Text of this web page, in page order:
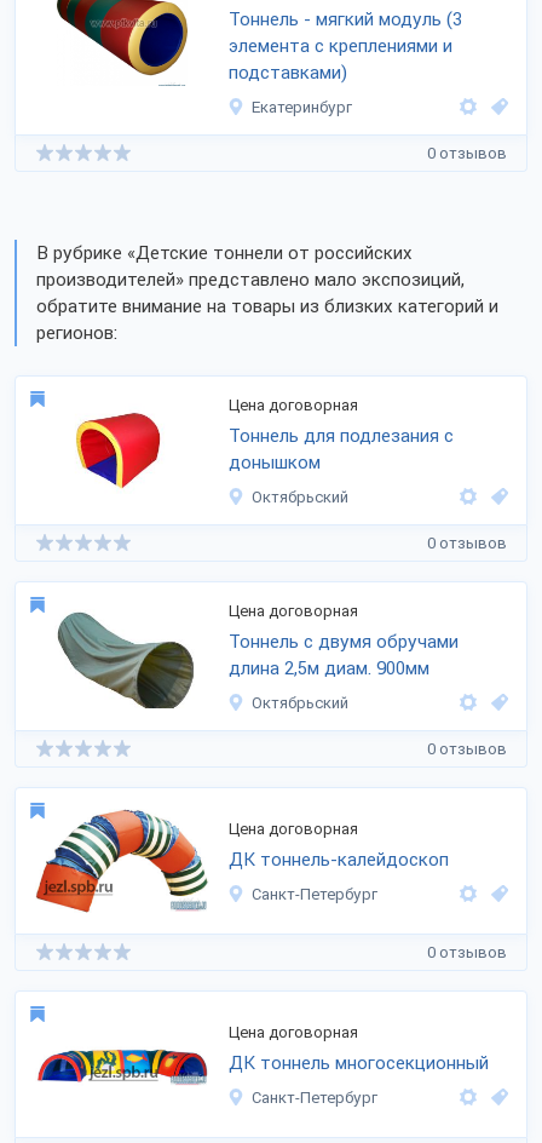
Тоннель - мягкий модуль (3
элемента с креплениями и
подставками)
Екатеринбург
0 отзывов
В рубрике «Детские тоннели от российских
производителей» представлено мало экспозиций,
обратите внимание на товары из близких категорий и
регионов:
Цена договорная
Тоннель для подлезания с
донышком
Октябрьский
0 отзывов
Цена договорная
Тоннель с двумя обручами
длина 2,5м диам. 900мм
Октябрьский
0 отзывов
Цена договорная
ДК тоннель-калейдоскоп
Санкт-Петербург
0 отзывов
Цена договорная
ДК тоннель многосекционный
Санкт-Петербург